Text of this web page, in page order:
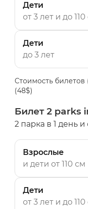
Дети
от 3 лет и до 110
Дети
до 3 лет
Стоимость билетов
(48$)
Билет 2 parks
2 парка в 1 день
Взрослые
и дети от 110 см
Дети
от 3 лет и до 110